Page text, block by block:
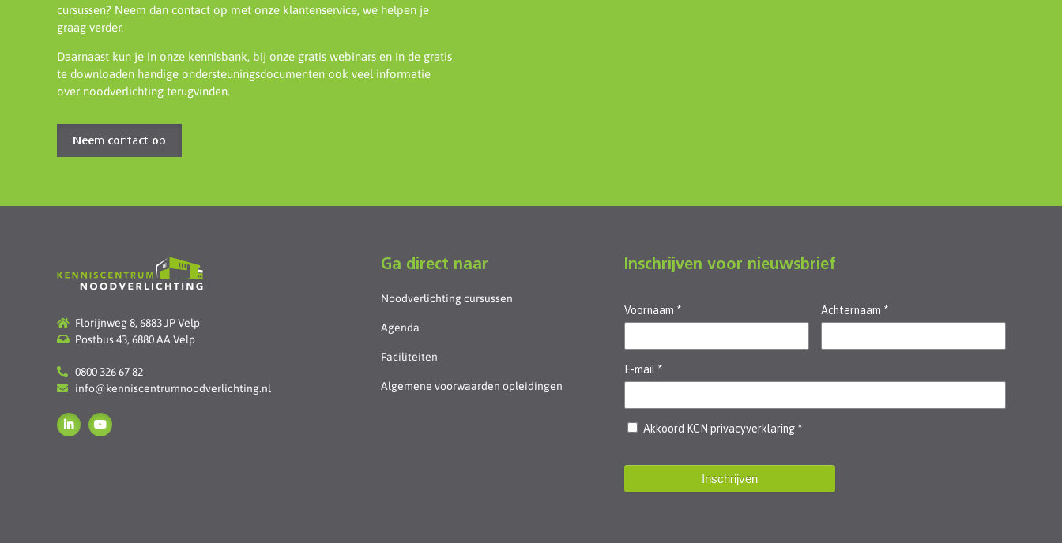
cursussen? Neem dan contact op met onze klantenservice, we helpen je
graag verder.
Daarnaast kun je in onze kennisbank, bij onze gratis webinars en in de gratis
te downloaden handige ondersteuningsdocumenten ook veel informatie
over noodverlichting terugvinden.
Neem contact op
Florijnweg 8, 6883 JP Velp
Postbus 43, 6880 AA Velp
0800 326 67 82
info@kenniscentrumnoodverlichting.nl
Ga direct naar
Noodverlichting cursussen
Agenda
Faciliteiten
Algemene voorwaarden opleidingen
Inschrijven voor nieuwsbrief